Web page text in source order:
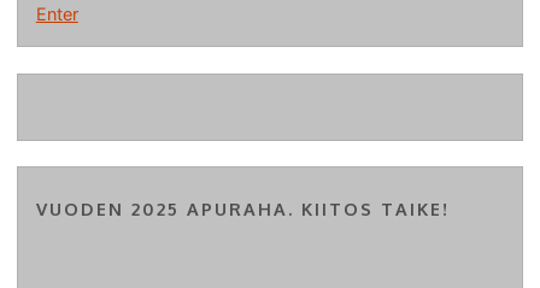
Enter
VUODEN 2025 APURAHA. KIITOS TAIKE!